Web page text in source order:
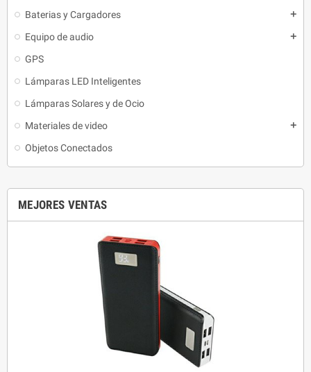
Baterias y Cargadores
add
Equipo de audio add
GPS
Lámparas LED Inteligentes
Lámparas Solares y de Ocio
Materiales de video
add
Objetos Conectados
MEJORES VENTAS